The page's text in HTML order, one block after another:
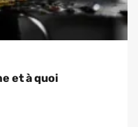
et à quoi